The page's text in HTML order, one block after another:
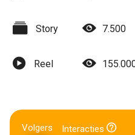
Story 7.500
Reel
Volgers Interacties